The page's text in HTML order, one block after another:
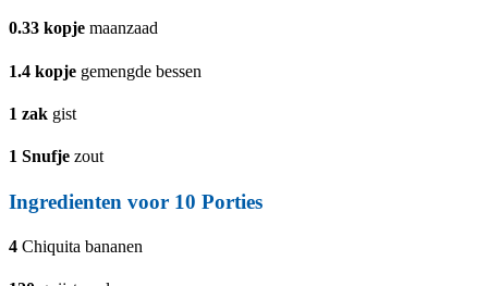
0.33 kopje maanzaad
1.4 kopje gemengde bessen
1 zak gist
1 Snufje zout
Ingredienten voor 10 Porties
4 Chiquita bananen